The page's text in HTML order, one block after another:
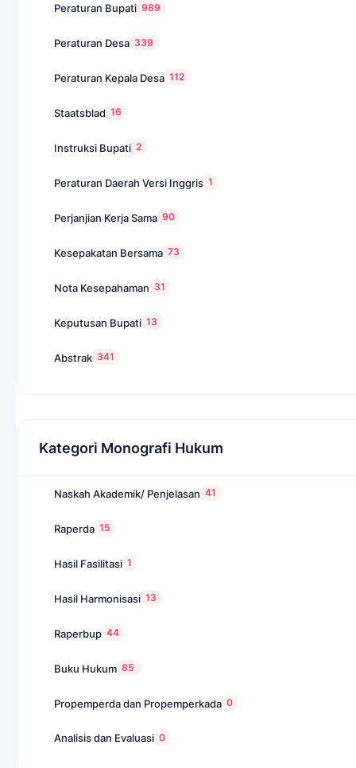
Peraturan Bupati 989
Peraturan Desa 339
Peraturan Kepala Desa 112
Staatsblad 16
Instruksi Bupati 2
Peraturan Daerah Versi Inggris 1
Perjanjian Kerja Sama 90
Kesepakatan Bersama 73
Nota Kesepahaman 31
Keputusan Bupati 13
Abstrak 341
Kategori Monografi Hukum
Naskah Akademik/ Penjelasan 41
Raperda 15
Hasil Fasilitasi 1
Hasil Harmonisasi 13
Raperbup 44
Buku Hukum 85
Propemperda dan Propemperkada 0
Analisis dan Evaluasi 0